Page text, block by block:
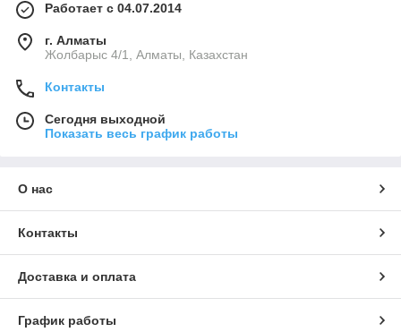
Работает с 04.07.2014
г. Алматы
Жолбарыс 4/1, Алматы, Казахстан
Контакты
Сегодня выходной
Показать весь график работы
О нас
Контакты
Доставка и оплата
График работы